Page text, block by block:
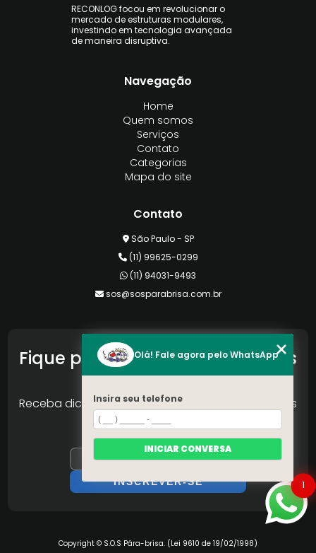
RECONLOG focou em revolucionar o
mercado de estruturas modulares,
investindo em tecnologia avançada
de maneira disruptiva.
Navegação
Home
Quem somos
Serviços
Contato
Categorias
Mapa do site
Contato
São Paulo - SP
(11) 99625-0299
(11) 94031-9493
sos@sosparabrisa.com.br
Fique por Dentro das Novidades
do Nosso Portal
Receba dicas, novos produtos e ofertas especiais
da Reconlog
Copyright © S.O.S Pára-brisa. (Lei 9610 de 19/02/1998)
1
Olá! Fale agora pelo WhatsApp
Insira seu telefone
INICIAR CONVERSA